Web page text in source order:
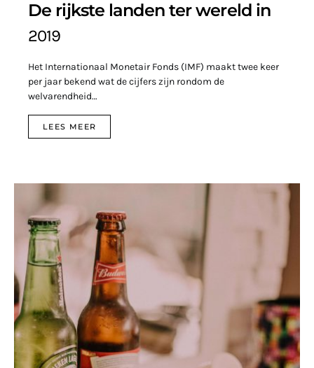
De rijkste landen ter wereld in
2019
Het Internationaal Monetair Fonds (IMF) maakt twee keer
per jaar bekend wat de cijfers zijn rondom de
welvarendheid…
LEES MEER